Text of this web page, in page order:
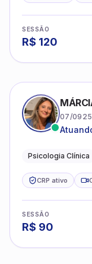
SESSÃO
R$ 120
07/
Psicologia Clínica
CRP ativo
SESSÃO
R$ 90